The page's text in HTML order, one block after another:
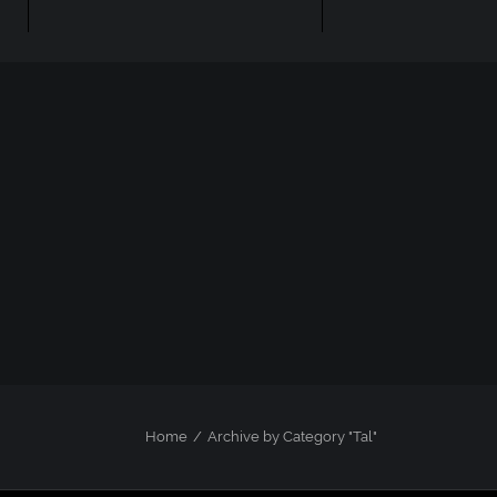
Home Archive by Category "Tal"